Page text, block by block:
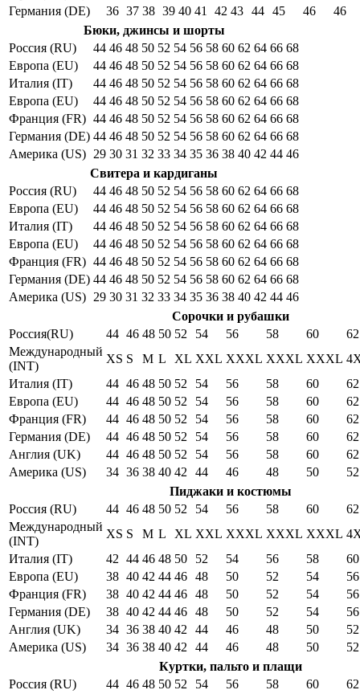
Германия (DE)
36 37 38 39 40 41 42 43 44 45 46
46
Бюки, джинсы и шорты
Россия (RU)
44 46 48 50 52 54 56 58 60 62 64 66 68
Европа (EU)
44 46 48 50 52 54 56 58 60 62 64 66 68
Италия (IT)
44 46 48 50 52 54 56 58 60 62 64 66 68
Европа (EU)
44 46 48 50 52 54 56 58 60 62 64 66 68
Франция (FR) 44 46 48 50 52 54 56 58 60 62 64 66 68
Германия (DE) 44 46 48 50 52 54 56 58 60 62 64 66 68
Америка (US) 29 30 31 32 33 34 35 36 38 40 42 44 46
Свитера и кардиганы
Россия (RU)
44 46 48 50 52 54 56 58 60 62 64 66 68
Европа (EU)
44 46 48 50 52 54 56 58 60 62 64 66 68
Италия (IT)
44 46 48 50 52 54 56 58 60 62 64 66 68
Европа (EU)
44 46 48 50 52 54 56 58 60 62 64 66 68
Франция (FR) 44 46 48 50 52 54 56 58 60 62 64 66 68
Германия (DE) 44 46 48 50 52 54 56 58 60 62 64 66 68
Америка (US) 29 30 31 32 33 34 35 36 38 40 42 44 46
Сорочки и рубашки
Россия(RU)
44 46 48 50 52 54 56 58 60
62
Международный
(INT)
XS S M L XL XXL XXXL XXXL XXXL
Италия (IT)
44 46 48 50 52 54 56 58 60
62
Европа (EU)
44 46 48 50 52 54 56 58 60
62
Франция (FR)
44 46 48 50 52 54 56 58 60
62
Германия (DE)
44 46 48 50 52 54 56 58 60
62
Англия (UK)
44 46 48 50 52 54 56 58 60
62
Америка (US)
34 36 38 40 42 44 46 48 50
52
Пиджаки и костюмы
Россия (RU)
44 46 48 50 52 54 56 58 60
62
Международный
(INT)
XS S M L XL XXL XXXL XXXL XXXL
Италия (IT)
42 44 46 48 50 52 54 56 58
60
Европа (EU)
38 40 42 44 46 48 50 52 54
56
Франция (FR)
38 40 42 44 46 48 50 52 54
56
Германия (DE)
38 40 42 44 46 48 50 52 54
56
Англия (UK)
34 36 38 40 42 44 46 48 50
52
Америка (US)
34 36 38 40 42 44 46 48 50
52
Куртки, пальто и плащи
Россия (RU)
44 46 48 50 52 54 56 58 60
62